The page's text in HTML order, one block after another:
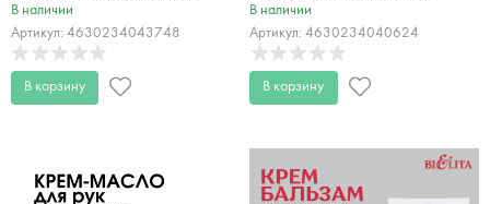
маки и вербена Only Bio Art
& Naturall 75 мл
В наличии
Артикул: 4630234043748
В корзину
ROYAL FLOWERS 24 мл
В наличии
Артикул: 4630234040624
В корзину